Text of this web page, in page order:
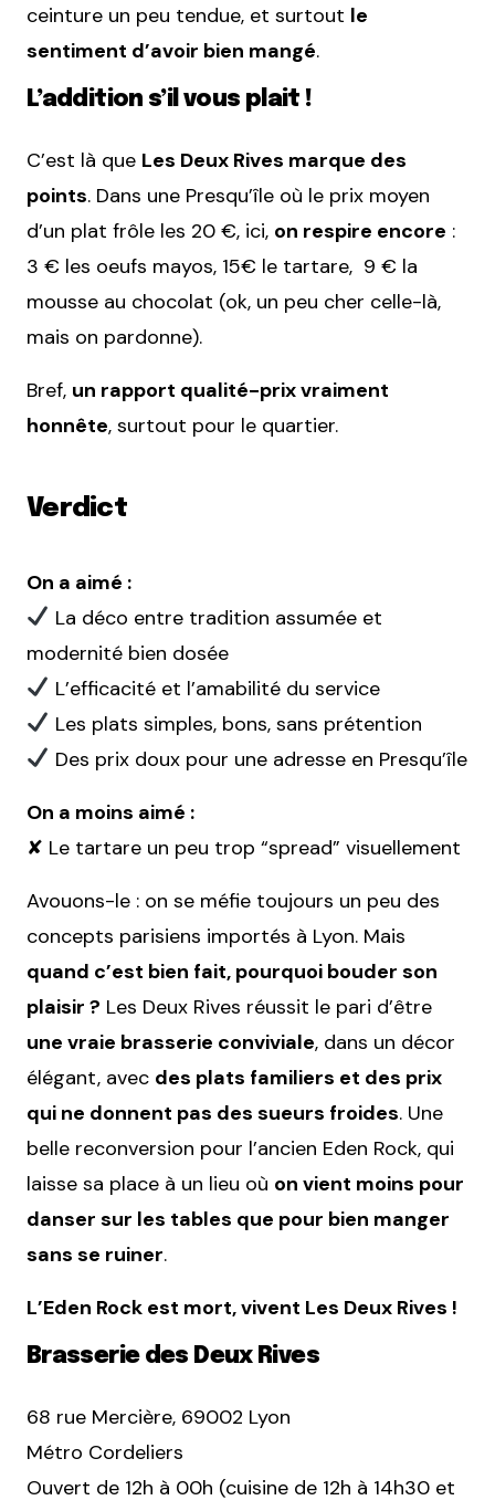
ceinture un peu tendue, et surtout le
sentiment d’avoir bien mangé.
L’addition s’il vous plait !
C’est là que Les Deux Rives marque des
points. Dans une Presqu’île où le prix moyen
d’un plat frôle les 20 €, ici, on respire encore :
3 € les oeufs mayos, 15€ le tartare, 9 € la
mousse au chocolat (ok, un peu cher celle-là,
mais on pardonne).
Bref, un rapport qualité-prix vraiment
honnête, surtout pour le quartier.
Verdict
On a aimé :
La déco entre tradition assumée et
modernité bien dosée
L’efficacité et l’amabilité du service
Les plats simples, bons, sans prétention
Des prix doux pour une adresse en Presqu’île
On a moins aimé :
✘ Le tartare un peu trop “spread” visuellement
Avouons-le : on se méfie toujours un peu des
concepts parisiens importés à Lyon. Mais
quand c’est bien fait, pourquoi bouder son
plaisir ? Les Deux Rives réussit le pari d’être
une vraie brasserie conviviale, dans un décor
élégant, avec des plats familiers et des prix
qui ne donnent pas des sueurs froides. Une
belle reconversion pour l’ancien Eden Rock, qui
laisse sa place à un lieu où on vient moins pour
danser sur les tables que pour bien manger
sans se ruiner.
L’Eden Rock est mort, vivent Les Deux Rives !
Brasserie des Deux Rives
68 rue Mercière, 69002 Lyon
Métro Cordeliers
Ouvert de 12h à 00h (cuisine de 12h à 14h30 et